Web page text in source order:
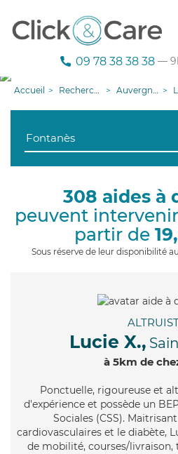
09 78 38 38 38 —
Accueil Recherche aide à domicile Auvergne-Rhône-Alpes
308 aides à
peuvent intervenir
partir de
Sous réserve de leur disponibilité
Lucie X.,
à 5km de
Ponctuelle, rigoureuse et
d'expérience et possède un
Sociales (CSS).
cardiovasculaires et le diabète,
de mobilité, courses/